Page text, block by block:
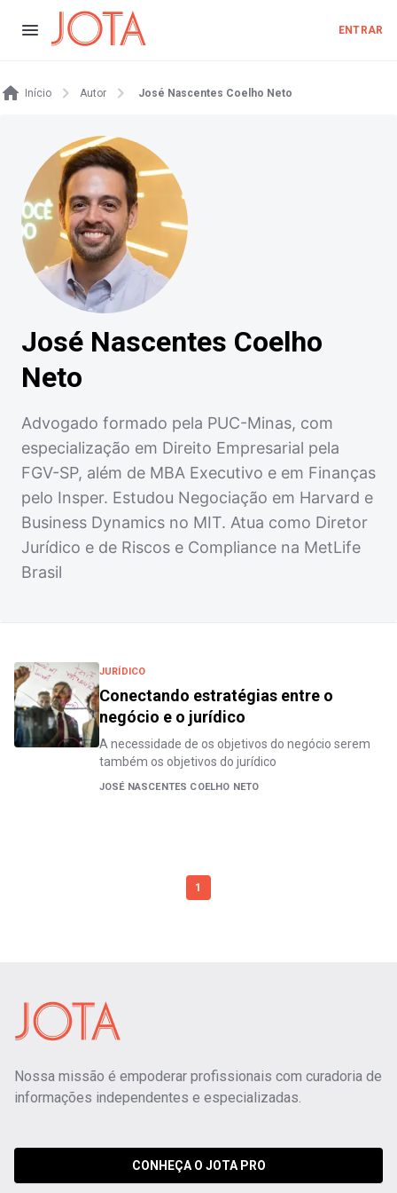
ENTRAR
Início Autor José Nascentes Coelho Neto
José Nascentes Coelho
Neto
Advogado formado pela PUC-Minas, com
especialização em Direito Empresarial pela
FGV-SP, além de MBA Executivo e em Finanças
pelo Insper. Estudou Negociação em Harvard e
Business Dynamics no MIT. Atua como Diretor
Jurídico e de Riscos e Compliance na MetLife
Brasil
JURÍDICO
Conectando estratégias entre o
negócio e o jurídico
A necessidade de os objetivos do negócio serem
também os objetivos do jurídico
JOSÉ NASCENTES COELHO NETO
1
Nossa missão é empoderar profissionais com curadoria de
informações independentes e especializadas.
CONHEÇA O JOTA PRO